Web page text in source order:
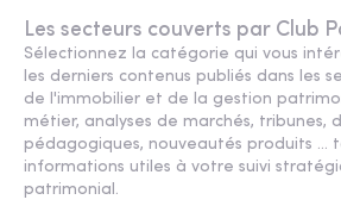
Les secteurs couverts par Club
Sélectionnez la catégorie qui vous
les derniers contenus publiés dans les
de l'immobilier et de la gestion
métier, analyses de marchés, tribunes,
pédagogiques, nouveautés produits ...
informations utiles à votre suivi
patrimonial.